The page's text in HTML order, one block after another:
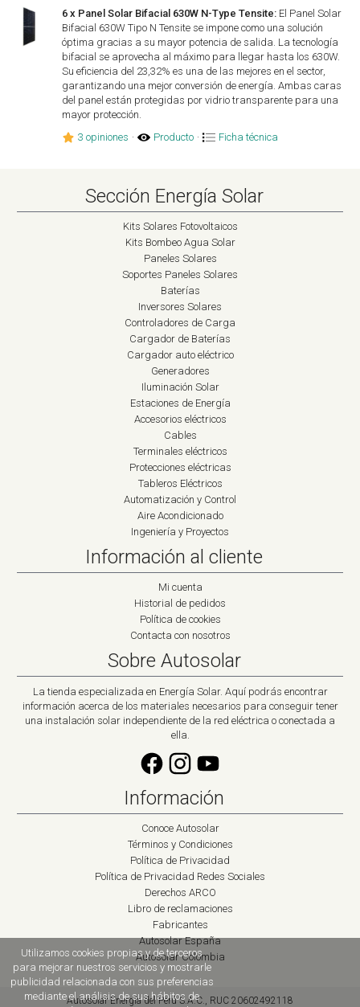
6 x Panel Solar Bifacial 630W N-Type Tensite: El Panel Solar
Bifacial 630W Tipo N Tensite se impone como una solución
óptima gracias a su mayor potencia de salida. La tecnología
bifacial se aprovecha al máximo para llegar hasta los 630W.
Su eficiencia del 23,32% es una de las mejores en el sector,
garantizando una mejor conversión de energía. Ambas caras
del panel están protegidas por vidrio transparente para una
mayor protección.
3 opiniones · Producto · Ficha técnica
Sección Energía Solar
Kits Solares Fotovoltaicos
Kits Bombeo Agua Solar
Paneles Solares
Soportes Paneles Solares
Baterías
Inversores Solares
Controladores de Carga
Cargador de Baterías
Cargador auto eléctrico
Generadores
Iluminación Solar
Estaciones de Energía
Accesorios eléctricos
Cables
Terminales eléctricos
Protecciones eléctricas
Tableros Eléctricos
Automatización y Control
Aire Acondicionado
Ingeniería y Proyectos
Información al cliente
Mi cuenta
Historial de pedidos
Política de cookies
Contacta con nosotros
Sobre Autosolar
La tienda especializada en Energía Solar. Aquí podrás encontrar
información acerca de los materiales necesarios para conseguir tener
una instalación solar independiente de la red eléctrica o conectada a
ella.
Información
Conoce Autosolar
Términos y Condiciones
Política de Privacidad
Política de Privacidad Redes Sociales
Derechos ARCO
Libro de reclamaciones
Fabricantes
Autosolar España
Autosolar Colombia
Autosolar Energía del Perú S.A.C., RUC 20602492118
Utilizamos cookies propias y de terceros
para mejorar nuestros servicios y mostrarle
publicidad relacionada con sus preferencias
mediante el análisis de sus hábitos de